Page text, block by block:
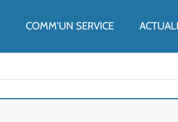
COMM'UN SERVICE